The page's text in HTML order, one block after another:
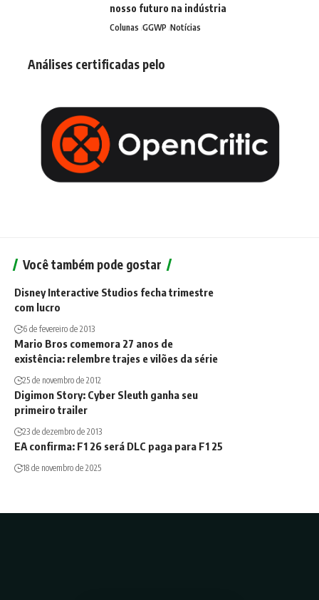
nosso futuro na indústria
Colunas GGWP Notícias
Análises certificadas pelo
Você também pode gostar
Disney Interactive Studios fecha trimestre
com lucro
6 de fevereiro de 2013
Mario Bros comemora 27 anos de
existência: relembre trajes e vilões da série
25 de novembro de 2012
Digimon Story: Cyber Sleuth ganha seu
primeiro trailer
23 de dezembro de 2013
EA confirma: F1 26 será DLC paga para F1 25
18 de novembro de 2025